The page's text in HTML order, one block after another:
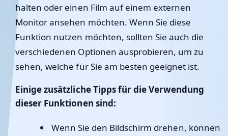
halten oder einen Film auf einem externen
Monitor ansehen möchten. Wenn Sie diese
Funktion nutzen möchten, sollten Sie auch die
verschiedenen Optionen ausprobieren, um zu
sehen, welche für Sie am besten geeignet ist.
Einige zusätzliche Tipps für die Verwendung
dieser Funktionen sind:
Wenn Sie den Bildschirm drehen, können